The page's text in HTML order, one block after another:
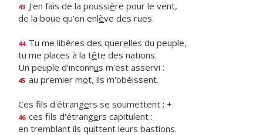
43 J'en fais de la poussière pour le vent,
de la boue qu'on enlève des rues.
44 Tu me libères des querelles du peuple,
tu me places à la tête des nations.
Un peuple d'inconnus m'est asservi :
45 au premier mot, ils m'obéissent.
Ces fils d'étrangers se soumettent ; +
46 ces fils d'étrangers capitulent :
en tremblant ils quittent leurs bastions.